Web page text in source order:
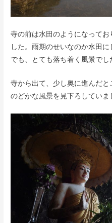
寺の前は水田のようになって
した。雨期のせいなのか水田に
でも、とても落ち着く風景でし
寺から出て、少し奥に進んだと
のどかな風景を見下ろしていま